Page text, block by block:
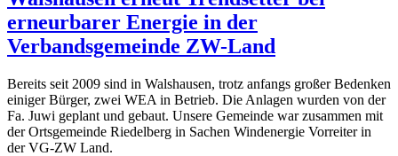
erneurbarer Energie in der
Verbandsgemeinde ZW-Land
Bereits seit 2009 sind in Walshausen, trotz anfangs großer Bedenken
einiger Bürger, zwei WEA in Betrieb. Die Anlagen wurden von der
Fa. Juwi geplant und gebaut. Unsere Gemeinde war zusammen mit
der Ortsgemeinde Riedelberg in Sachen Windenergie Vorreiter in
der VG-ZW Land.